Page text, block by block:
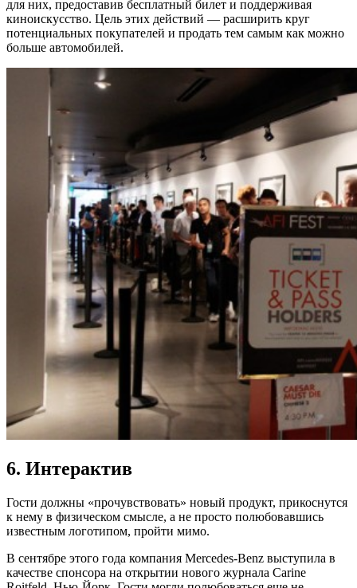
для них, предоставив бесплатный билет и поддерживая
киноискусство. Цель этих действий — расширить круг
потенциальных покупателей и продать тем самым как можно
больше автомобилей.
6. Интерактив
Гости должны «прочувствовать» новый продукт, прикоснутся
к нему в физическом смысле, а не просто полюбовавшись
известным логотипом, пройти мимо.
В сентябре этого года компания Mercedes-Benz выступила в
качестве спонсора на открытии нового журнала Carine